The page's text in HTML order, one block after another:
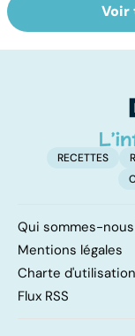
Tout savoir
cerveau
Voir
RECETTES
Qui sommes-
Mentions légales
Charte d'utilisation
Flux RSS